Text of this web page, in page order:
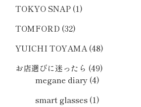
TOKYO SNAP (1)
TOMFORD (32)
YUICHI TOYAMA (48)
お店選びに迷ったら (49)
megane diary (4)
smart glasses (1)